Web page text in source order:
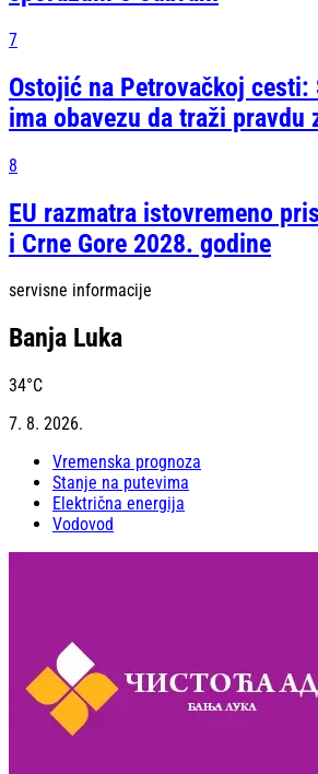
7
Ostojić na Petrovačkoj cesti:
ima obavezu da traži pravdu
8
EU razmatra istovremeno
i Crne Gore 2028. godine
servisne informacije
Banja Luka
34°C
7. 8. 2026.
Vremenska prognoza
Stanje na putevima
Električna energija
Vodovod